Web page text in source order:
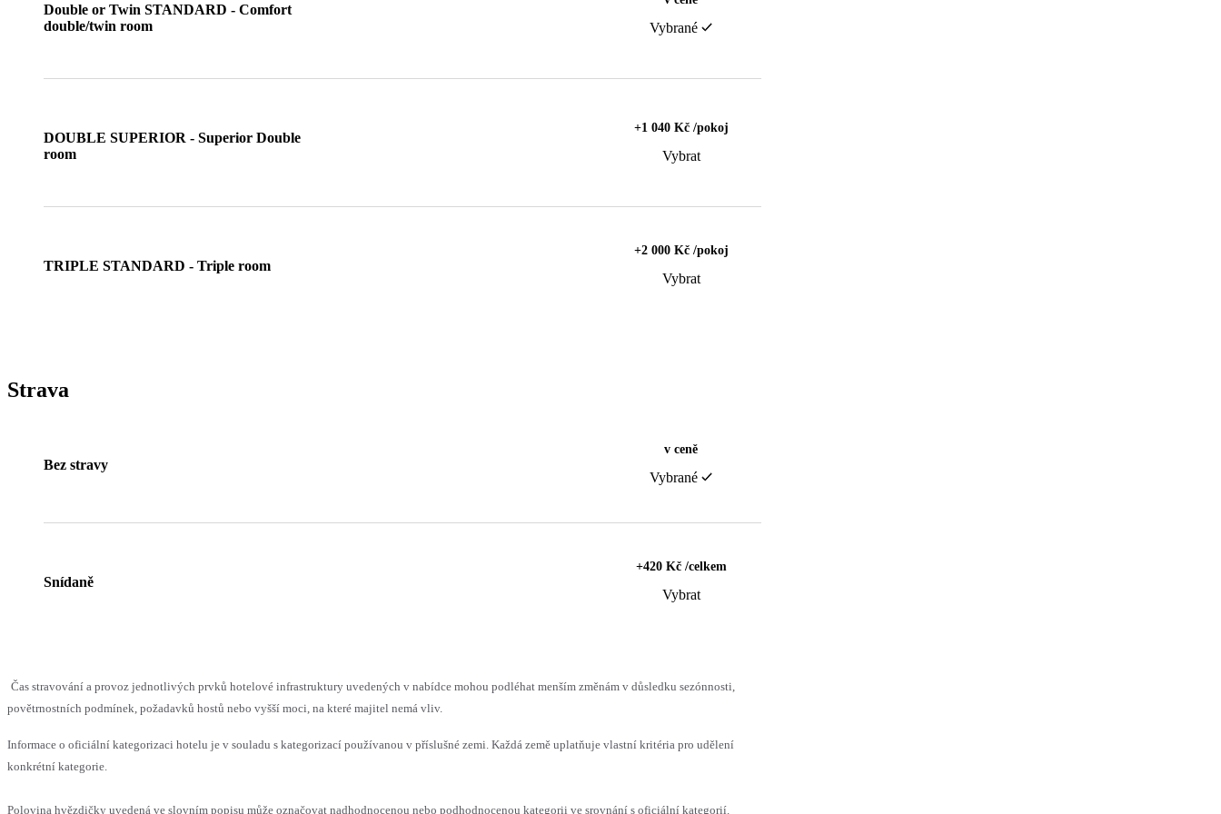
Double or Twin STANDARD - Comfort
double/twin room
Vybrané
DOUBLE SUPERIOR - Superior Double
room
+1 040 Kč /pokoj
Vybrat
TRIPLE STANDARD - Triple room
+2 000 Kč /pokoj
Vybrat
Strava
Bez stravy
v ceně
Vybrané
Snídaně
+420 Kč /celkem
Vybrat
Čas stravování a provoz jednotlivých prvků hotelové infrastruktury uvedených v nabídce mohou podléhat menším změnám v důsledku sezónnosti,
povětrnostních podmínek, požadavků hostů nebo vyšší moci, na které majitel nemá vliv.
Informace o oficiální kategorizaci hotelu je v souladu s kategorizací používanou v příslušné zemi. Každá země uplatňuje vlastní kritéria pro udělení
konkrétní kategorie.
Polovina hvězdičky uvedená ve slovním popisu může označovat nadhodnocenou nebo podhodnocenou kategorii ve srovnání s oficiální kategorií.